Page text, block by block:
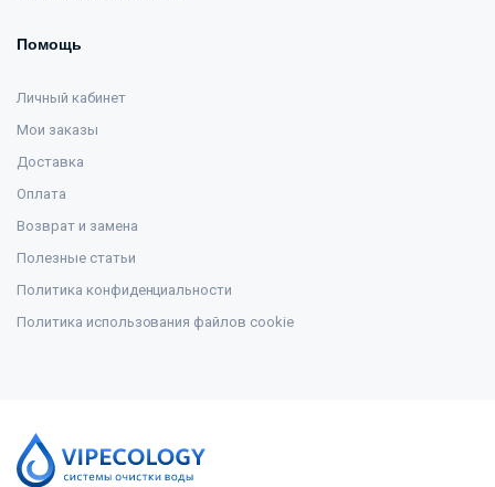
Помощь
Личный кабинет
Мои заказы
Доставка
Оплата
Возврат и замена
Полезные статьи
Политика конфиденциальности
Политика использования файлов cookie